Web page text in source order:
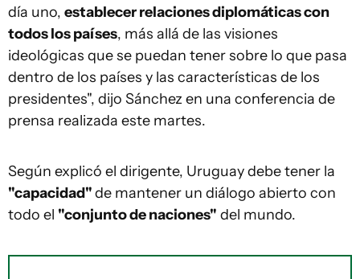
día uno, establecer relaciones diplomáticas con
todos los países, más allá de las visiones
ideológicas que se puedan tener sobre lo que pasa
dentro de los países y las características de los
presidentes", dijo Sánchez en una conferencia de
prensa realizada este martes.
Según explicó el dirigente, Uruguay debe tener la
"capacidad"de mantener un diálogo abierto con
todo el "conjunto de naciones" del mundo.